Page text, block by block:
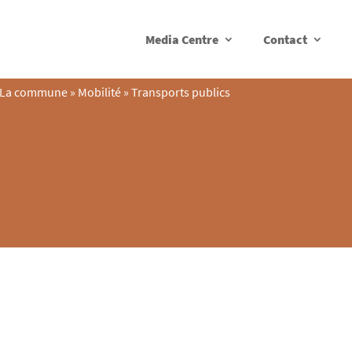
Media Centre Contact
La commune » Mobilité » Transports publics